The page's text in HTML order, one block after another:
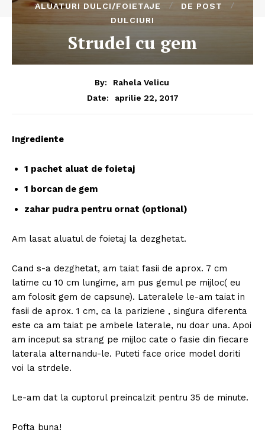
ALUATURI DULCI/FOIETAJE
DE POST
DULCIURI
Strudel cu gem
By:
Rahela Velicu
Date:
aprilie 22, 2017
Ingrediente
1 pachet aluat de foietaj
1 borcan de gem
zahar pudra pentru ornat (optional)
Am lasat aluatul de foietaj la dezghetat.
Cand s-a dezghetat, am taiat fasii de aprox. 7 cm
latime cu 10 cm lungime, am pus gemul pe mijloc( eu
am folosit gem de capsune). Lateralele le-am taiat in
fasii de aprox. 1 cm, ca la pariziene , singura diferenta
este ca am taiat pe ambele laterale, nu doar una. Apoi
am inceput sa strang pe mijloc cate o fasie din fiecare
laterala alternandu-le. Puteti face orice model doriti
voi la strdele.
Le-am dat la cuptorul preincalzit pentru 35 de minute.
Pofta buna!